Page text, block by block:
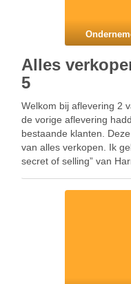
Alles
5
Welkom bij aflevering 2
de vorige aflevering
bestaande klanten.
van alles verkopen. Ik
secret of selling” van